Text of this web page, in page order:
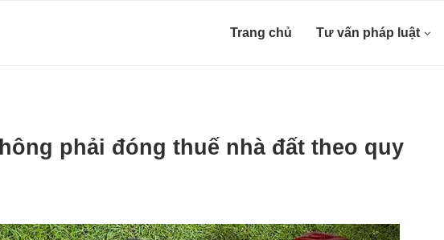
Trang chủ Tư vấn pháp luật
phải đóng thuế nhà đất theo quy